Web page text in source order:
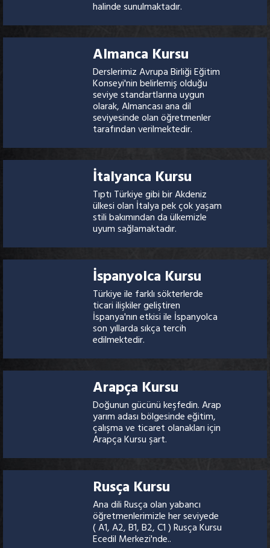
halinde sunulmaktadır.
Almanca Kursu
Derslerimiz Avrupa Birliği Eğitim
Konseyi'nin belirlemiş olduğu
seviye standartlarına uygun
olarak, Almancası ana dil
seviyesinde olan öğretmenler
tarafından verilmektedir.
İtalyanca Kursu
Tıptı Türkiye gibi bir Akdeniz
ülkesi olan İtalya pek çok yaşam
stili bakımından da ülkemizle
uyum sağlamaktadır.
İspanyolca Kursu
Türkiye ile farklı sökterlerde
ticari ilişkiler geliştiren
İspanya'nın etkisi ile İspanyolca
son yıllarda sıkça tercih
edilmektedir.
Arapça Kursu
Doğunun gücünü keşfedin. Arap
yarım adası bölgesinde eğitim,
çalışma ve ticaret olanakları için
Arapça Kursu şart.
Rusça Kursu
Ana dili Rusça olan yabancı
öğretmenlerimizle her seviyede
( A1, A2, B1, B2, C1 ) Rusça Kursu
Ecedil Merkezi'nde..